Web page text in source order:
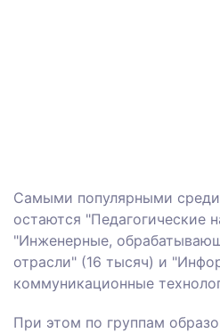
Самыми популярными
остаются "Педагогические
"Инженерные,
отрасли" (16 тысяч) и
коммуникационные
При этом по группам